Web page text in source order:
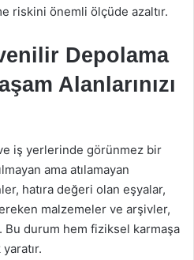
riskini önemli ölçüde azaltır.
Depolama
Alanlarınızı
iş yerlerinde görünmez bir
ama atılamayan
hatıra değeri olan eşyalar,
malzemeler ve arşivler,
Bu durum hem fiziksel karmaşa